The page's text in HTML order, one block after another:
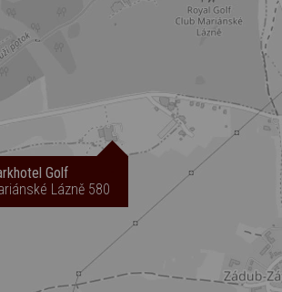
Golf
Lázně 580